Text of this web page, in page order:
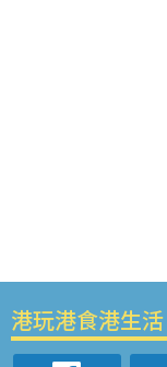
港玩港食港生活